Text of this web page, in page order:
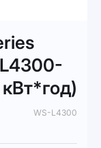
WS-L4300